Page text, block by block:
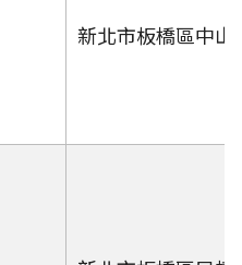
新北市板橋區中山